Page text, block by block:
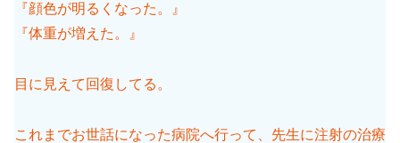
『顔色が明るくなった。』
『体重が増えた。』
目に見えて回復してる。
これまでお世話になった病院へ行って、先生に注射の治療